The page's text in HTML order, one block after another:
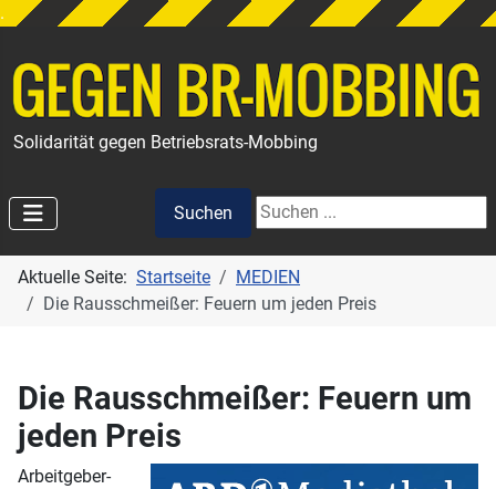
.
Solidarität gegen Betriebsrats-Mobbing
Suchen
Suchen
Aktuelle Seite: Startseite
MEDIEN
Die Rausschmeißer: Feuern um jeden Preis
Die Rausschmeißer: Feuern um
jeden Preis
Arbeitgeber-